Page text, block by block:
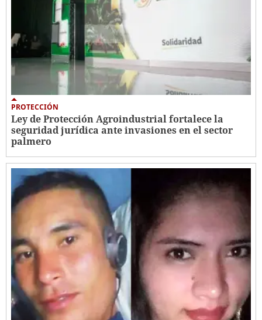
PROTECCIÓN
Ley de Protección Agroindustrial fortalece la
seguridad jurídica ante invasiones en el sector
palmero